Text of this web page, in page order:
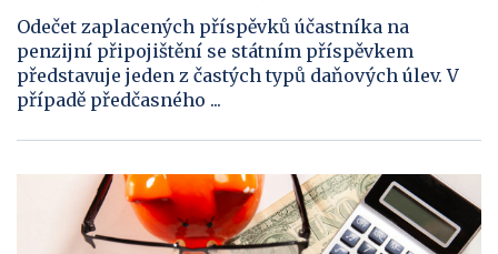
Odečet zaplacených příspěvků účastníka na
penzijní připojištění se státním příspěvkem
představuje jeden z častých typů daňových úlev. V
případě předčasného ...